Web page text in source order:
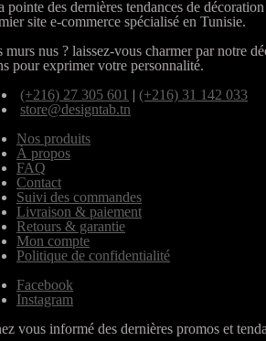
pointe des dernières tendances de
site e-commerce spécialisé en Tunisie.
murs nus ? laissez-vous charmer par notre
pour exprimer votre personnalité.
(+216) 27 305 601 | (+216) 31 142 033
store@designtab.tn
Nos produits
À propos
FAQ
Contact
Suivi des commandes
Livraison & paiement
Retours & garantie
Mon compte
Politique de confidentialité
Facebook
Instagram
vous informé des dernières promos et